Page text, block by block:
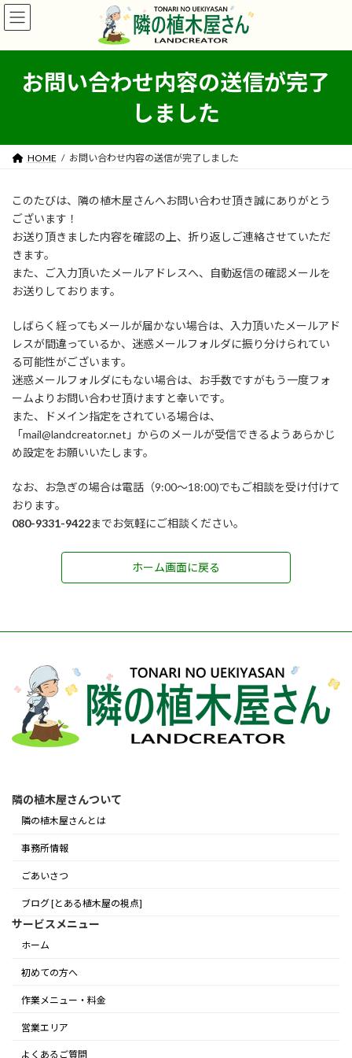
コ
ン
ン
プ
ナ
ビ
ー
動
お問い合わせ内容の送信が完了
しました
HOME お問い合わせ内容の送信が完了しました
このたびは、隣の植木屋さんへお問い合わせ頂き誠にありがとう
ございます！
お送り頂きました内容を確認の上、折り返しご連絡させていただ
きます。
また、ご入力頂いたメールアドレスへ、自動返信の確認メールを
お送りしております。
しばらく経ってもメールが届かない場合は、入力頂いたメールアド
レスが間違っているか、迷惑メールフォルダに振り分けられてい
る可能性がございます。
迷惑メールフォルダにもない場合は、お手数ですがもう一度フォ
ームよりお問い合わせ頂けますと幸いです。
また、ドメイン指定をされている場合は、
「mail@landcreator.net」からのメールが受信できるようあらかじ
め設定をお願いいたします。
なお、お急ぎの場合は電話（9:00～18:00)でもご相談を受け付けて
おります。
080-9331-9422までお気軽にご相談ください。
ホーム画面に戻る
隣の植木屋さんついて
隣の植木屋さんとは
事務所情報
ごあいさつ
ブログ [とある植木屋の視点]
サービスメニュー
ホーム
初めての方へ
作業メニュー・料金
営業エリア
よくあるご質問